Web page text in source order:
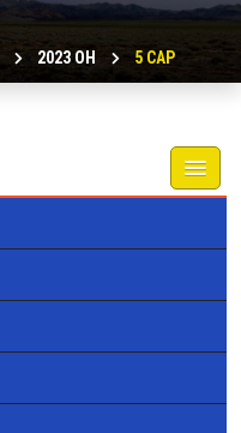
2023 ОН 5 САР